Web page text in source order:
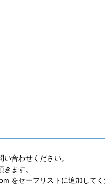
合わせください。
ます。
をセーフリストに追加してく